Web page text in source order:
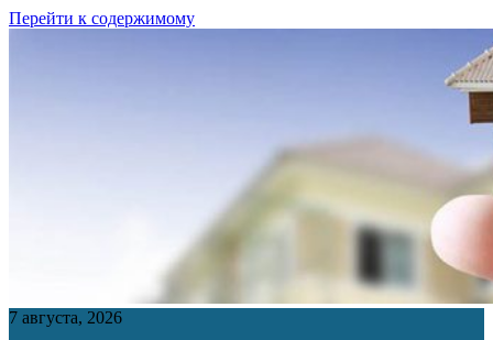
Перейти к содержимому
7 августа, 2026